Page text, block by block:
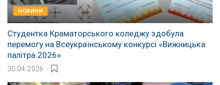
НОВИНИ
Студентка Краматорського коледжу здобула
перемогу на Всеукраїнському конкурсі «Вижницька
палітра 2026»
30.04.2026